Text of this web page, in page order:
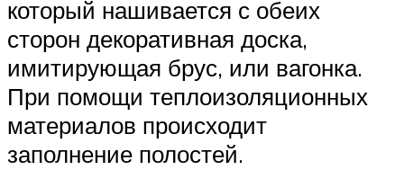
который нашивается с обеих
сторон декоративная доска,
имитирующая брус, или вагонка.
При помощи теплоизоляционных
материалов происходит
заполнение полостей.